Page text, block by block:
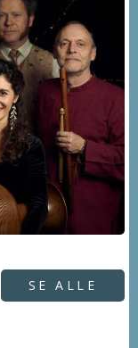
SE ALLE